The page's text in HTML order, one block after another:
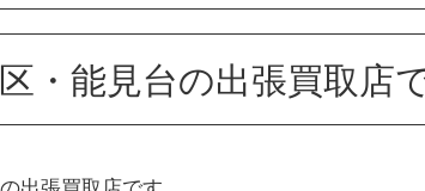
・能見台の出張買取店